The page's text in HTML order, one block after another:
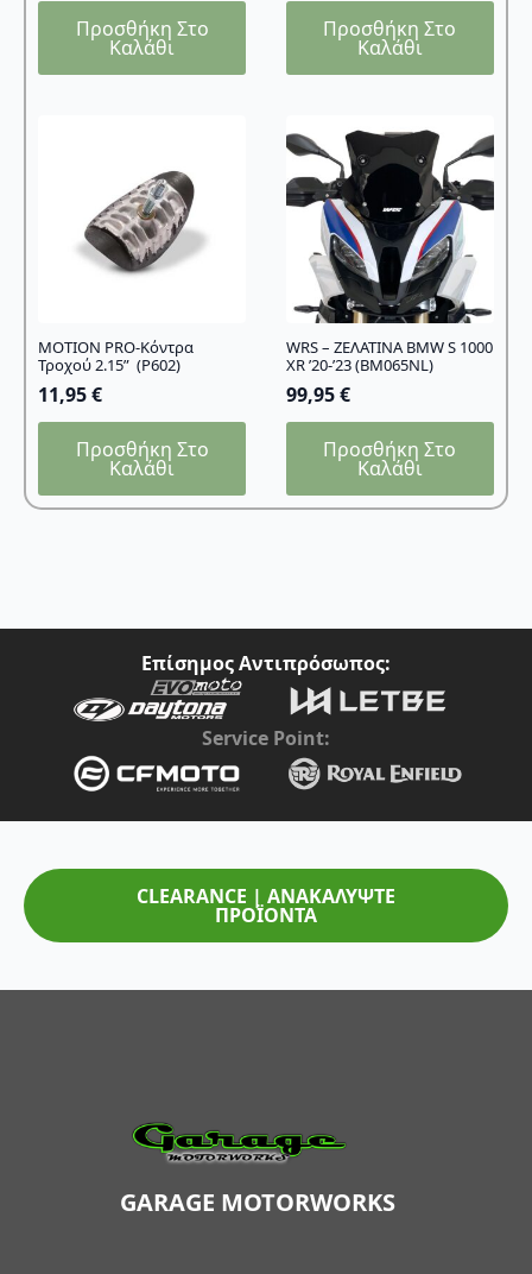
Προσθήκη Στο
Καλάθι
Προσθήκη Στο
Καλάθι
MOTION PRO-Κόντρα
Τροχού 2.15” (P602)
11,95€
Προσθήκη Στο
Καλάθι
WRS – ΖΕΛΑΤΙΝΑ BMW S 1000
XR ’20-’23 (BM065NL)
99,95€
Προσθήκη Στο
Καλάθι
Επίσημος Αντιπρόσωπος:
Service Point:
CLEARANCE | ΑΝΑΚΑΛΥΨΤΕ
ΠΡΟΪΟΝΤΑ
GARAGE MOTORWORKS